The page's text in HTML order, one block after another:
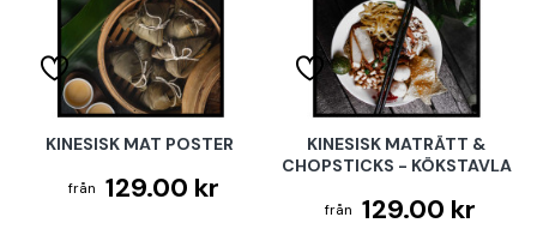
KINESISK MAT POSTER
129.00 kr
KINESISK MATRÄTT &
CHOPSTICKS - KÖKSTAVLA
129.00 kr